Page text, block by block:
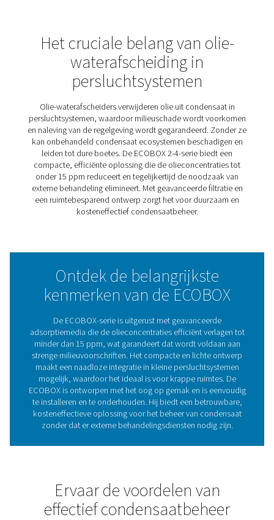
ECOBOX 2-4 Olie-
waterafscheiders
De ECOBOX 2-4 vereenvoudigt het beheer van
biedt een milieuvriendelijke oplossing voor
Dankzij het compacte ontwerp is hij ideaal voor kleine
installaties, wat zorgt voor eenvoudige integratie
en tegelijkertijd duurzame praktijken te bevorderen.
Met minimaal onderhoud en een gebruiksvriendelijke
biedt de ECOBOX 2-4 een kosteneffectieve manier om
ondersteund en de kosten worden verlaagd.
Het cruciale belang van
waterafscheiding in
persluchtsystemen
Olie-waterafscheiders verwijderen olie uit
persluchtsystemen, waardoor milieuschade wordt
en naleving van de regelgeving wordt gegarandeerd.